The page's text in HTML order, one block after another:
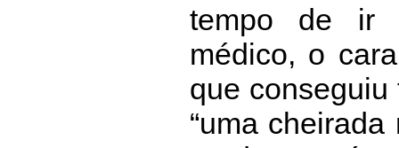
tempo de ir
médico, o
que
“uma